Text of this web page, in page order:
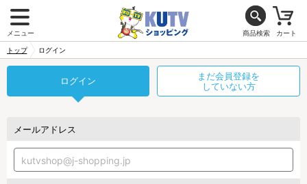
メニュー 商品検索 カート
トップ ログイン
ログイン
まだ会員登録を
していない方
メールアドレス